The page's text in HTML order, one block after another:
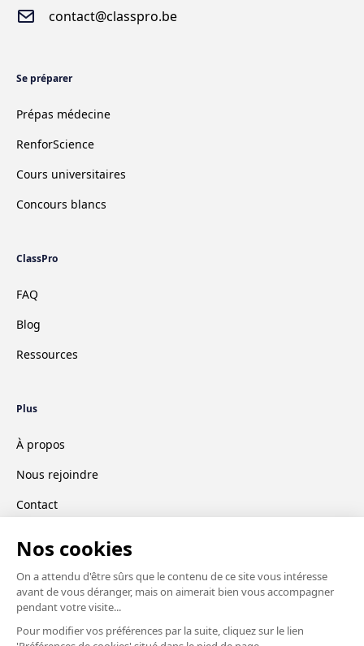
contact@classpro.be
Se préparer
Prépas médecine
RenforScience
Cours universitaires
Concours blancs
ClassPro
FAQ
Blog
Ressources
Plus
À propos
Nous rejoindre
Contact